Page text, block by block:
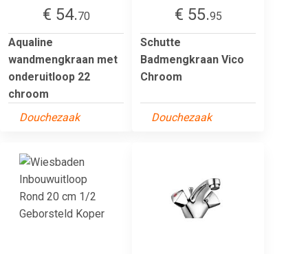
€ 54.70
Aqualine
wandmengkraan met
onderuitloop 22
chroom
Douchezaak
€ 55.95
Schutte
Badmengkraan Vico
Chroom
Douchezaak